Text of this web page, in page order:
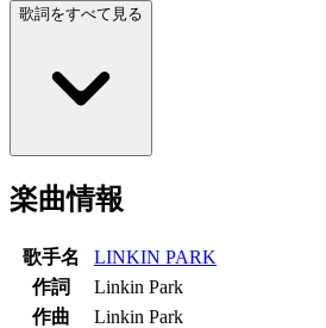
歌詞をすべて見る
楽曲情報
歌手名
LINKIN PARK
作詞
Linkin Park
作曲
Linkin Park